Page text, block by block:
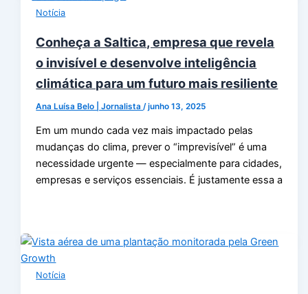
Notícia
Conheça a Saltica, empresa que revela
o invisível e desenvolve inteligência
climática para um futuro mais resiliente
Ana Luísa Belo | Jornalista /junho 13, 2025
Em um mundo cada vez mais impactado pelas
mudanças do clima, prever o “imprevisível” é uma
necessidade urgente — especialmente para cidades,
empresas e serviços essenciais. É justamente essa a
Notícia